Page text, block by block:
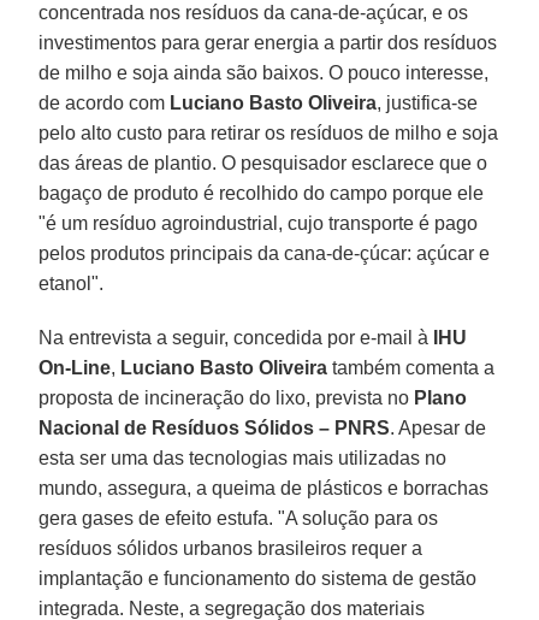
concentrada nos resíduos da cana-de-açúcar, e os
investimentos para gerar energia a partir dos resíduos
de milho e soja ainda são baixos. O pouco interesse,
de acordo com Luciano Basto Oliveira, justifica-se
pelo alto custo para retirar os resíduos de milho e soja
das áreas de plantio. O pesquisador esclarece que o
bagaço de produto é recolhido do campo porque ele
"é um resíduo agroindustrial, cujo transporte é pago
pelos produtos principais da cana-de-çúcar: açúcar e
etanol".
Na entrevista a seguir, concedida por e-mail à
IHU
On-Line, Luciano Basto Oliveira também comenta a
proposta de incineração do lixo, prevista no Plano
Nacional de Resíduos Sólidos – PNRS. Apesar de
esta ser uma das tecnologias mais utilizadas no
mundo, assegura, a queima de plásticos e borrachas
gera gases de efeito estufa. "A solução para os
resíduos sólidos urbanos brasileiros requer a
implantação e funcionamento do sistema de gestão
integrada. Neste, a segregação dos materiais